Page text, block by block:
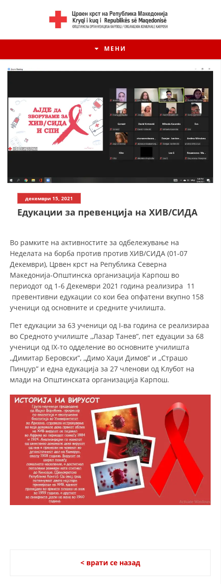
МЕНИ
ДЕЈСТВУВАЊЕ
ПРИРАЧНИЦИ
СТРАТЕГИИ
ЕДУКАТИВНО ИНФОРМАТИВНИ МАТЕРИЈАЛИ
БРОШУРИ
ПОСТЕРИ
ПРЕЗЕНТАЦИИ
декември 15, 2021
Eдукации за превенција на ХИВ/СИДА
Во рамките на активностите за одбележување на
Неделата на борба против против ХИВ/СИДА (01-07
Декември), Црвен крст на Република Северна
Македонија-Општинска организација Карпош во
периодот од 1-6 Декември 2021 година реализира 11
превентивни едукации со кои беа опфатени вкупно 158
ученици од основните и средните училишта.
Пет едукации за 63 ученици од I-ва година се реализираа
во Средното училиште ,,Лазар Танев”, пет едуации за 68
ученици од IX-то одделение во основните училишта
,,Димитар Беровски”, ,,Димо Хаџи Димов” и ,,Страшо
Пинџур” и една едукација за 27 членови од Клубот на
млади на Општинската организација Карпош.
< врати се назад